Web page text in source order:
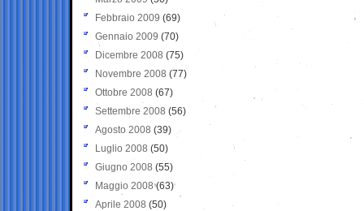
Febbraio 2009 (69)
Gennaio 2009 (70)
Dicembre 2008 (75)
Novembre 2008 (77)
Ottobre 2008 (67)
Settembre 2008 (56)
Agosto 2008 (39)
Luglio 2008 (50)
Giugno 2008 (55)
Maggio 2008(63)
Aprile 2008 (50)